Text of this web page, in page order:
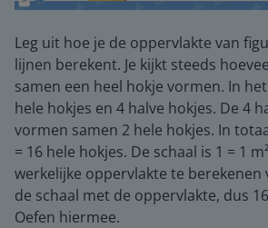
Leg uit hoe je de oppervlakte van
lijnen berekent. Je kijkt steeds
samen een heel hokje vormen. In
hele hokjes en 4 halve hokjes. De 4
vormen samen 2 hele hokjes. In
= 16 hele hokjes. De schaal is 1 = 1
werkelijke oppervlakte te berekenen
de schaal met de oppervlakte, dus 16
Oefen hiermee.